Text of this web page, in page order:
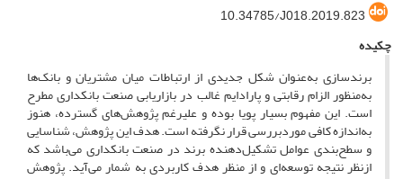
10.34785/J018.2019.823
چکیده
برندسازی به‌عنوان شکل جدیدی از ارتباطات میان مشتریان و بانک‌ها
به‌منظور الزام رقابتی و پارادایم غالب در بازاریابی صنعت بانکداری مطرح
است. این مفهوم بسیار پویا بوده و علیرغم پژوهش‌های گسترده، هنوز
به‌اندازه کافی موردبررسی قرار نگرفته است. هدف این پژوهش، شناسایی
و سطح‌بندی عوامل تشکیل‌دهنده برند در صنعت بانکداری می‌باشد که
ازنظر نتیجه توسعه‌ای و از منظر هدف کاربردی به شمار می‌آید. پژوهش